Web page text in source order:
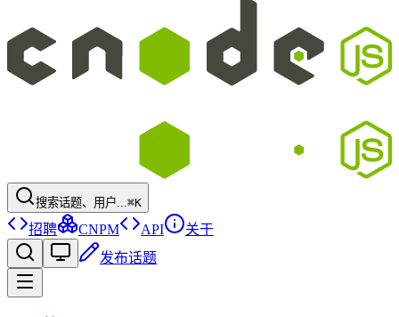
搜索话题、用户...⌘K
招聘 CNPM API
关于
发布话题